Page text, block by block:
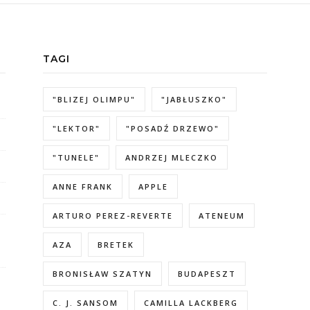
TAGI
"BLIZEJ OLIMPU" "JABŁUSZKO"
"LEKTOR" "POSADŹ DRZEWO"
"TUNELE" ANDRZEJ MLECZKO
ANNE FRANK APPLE
ARTURO PEREZ-REVERTE ATENEUM
AZA BRETEK
BRONISŁAW SZATYN BUDAPESZT
C. J. SANSOM CAMILLA LACKBERG